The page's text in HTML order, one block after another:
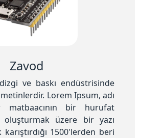
Zavod
ve baskı endüstrisinde
metinlerdir. Lorem Ipsum, adı
matbaacının bir hurufat
oluşturmak üzere bir yazı
1500'lerden beri